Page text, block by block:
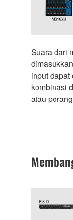
Suara dari
input dapat
kombinasi
atau